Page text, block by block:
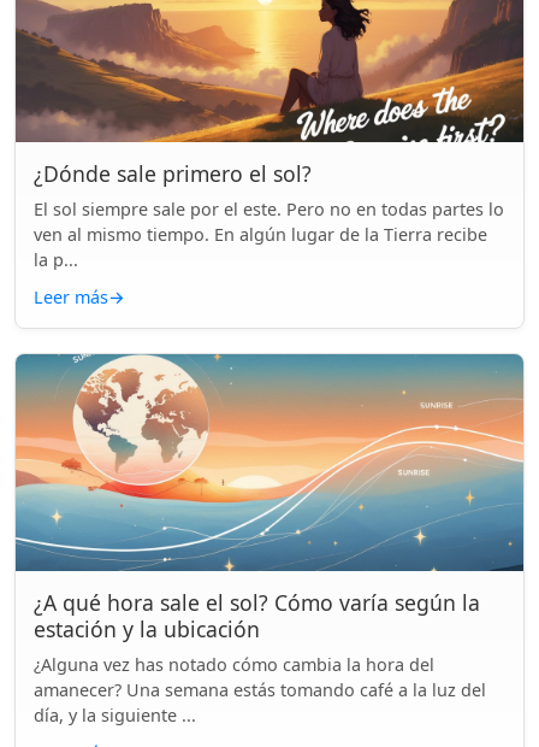
¿Dónde sale primero el sol?
El sol siempre sale por el este. Pero no en todas partes lo
ven al mismo tiempo. En algún lugar de la Tierra recibe
la p...
Leer más→
¿A qué hora sale el sol? Cómo varía según la
estación y la ubicación
¿Alguna vez has notado cómo cambia la hora del
amanecer? Una semana estás tomando café a la luz del
día, y la siguiente ...